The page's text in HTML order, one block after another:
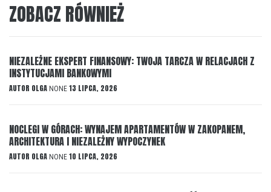
ZOBACZ RÓWNIEŻ
NIEZALEŻNE EKSPERT FINANSOWY: TWOJA TARCZA W RELACJACH Z
INSTYTUCJAMI BANKOWYMI
AUTOR OLGA NONE 13 LIPCA, 2026
NOCLEGI W GÓRACH: WYNAJEM APARTAMENTÓW W ZAKOPANEM,
ARCHITEKTURA I NIEZALEŻNY WYPOCZYNEK
AUTOR OLGA NONE 10 LIPCA, 2026